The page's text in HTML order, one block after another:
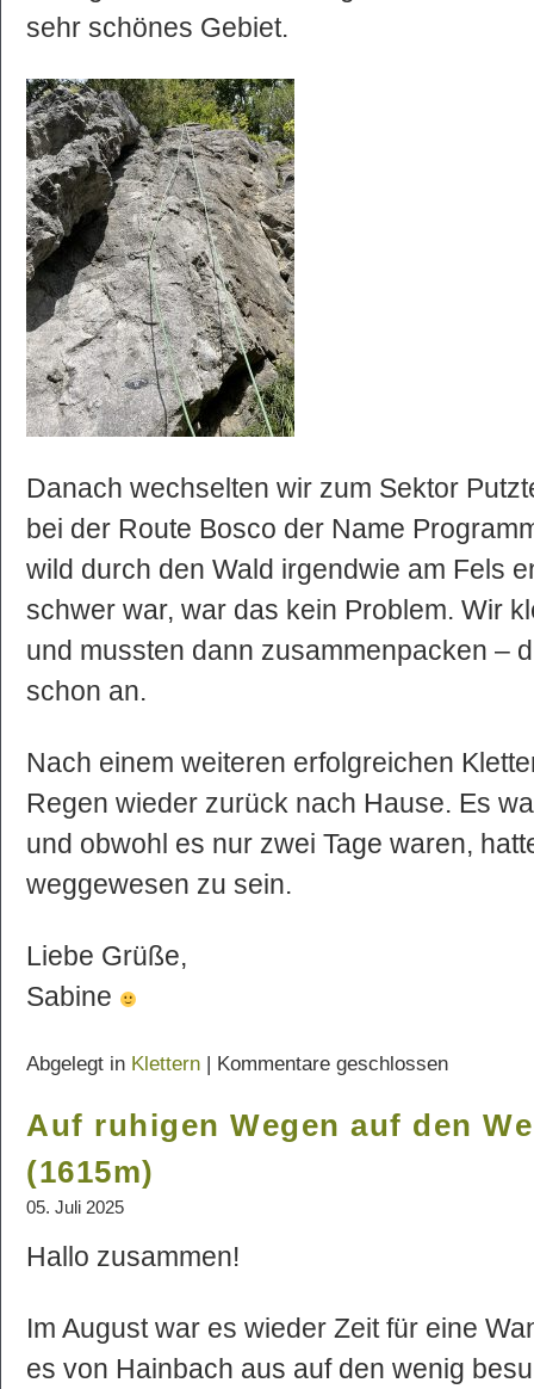
sehr schönes Gebiet.
Danach wechselten wir zum Sektor
bei der Route Bosco der Name
wild durch den Wald irgendwie am Fels
schwer war, war das kein Problem. Wir
und mussten dann zusammenpacken –
schon an.
Nach einem weiteren erfolgreichen
Regen wieder zurück nach Hause. Es
und obwohl es nur zwei Tage waren,
weggewesen zu sein.
Liebe Grüße,
Sabine
Abgelegt in Klettern | Kommentare geschlossen
Auf ruhigen Wegen auf den
(1615m)
05. Juli 2025
Hallo zusammen!
Im August war es wieder Zeit für eine
es von Hainbach aus auf den wenig